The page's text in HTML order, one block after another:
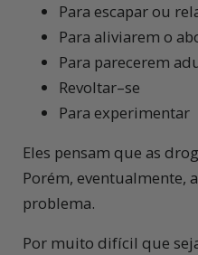
Para escapar ou
Para aliviarem o
Para parecerem
Revoltar–se
Para experimentar
Eles pensam que as
Porém, eventualmente,
problema.
Por muito difícil que